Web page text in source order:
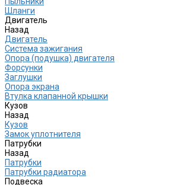
Шланги
Двигатель
Назад
Двигатель
Система зажигания
Опора (подушка) двигателя
Форсунки
Заглушки
Опора экрана
Втулка клапанной крышки
Кузов
Назад
Кузов
Замок уплотнителя
Патрубки
Назад
Патрубки
Патрубки радиатора
Подвеска